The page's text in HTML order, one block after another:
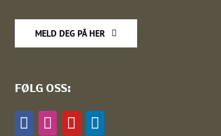
MELD DEG PÅ HER
FØLG OSS: